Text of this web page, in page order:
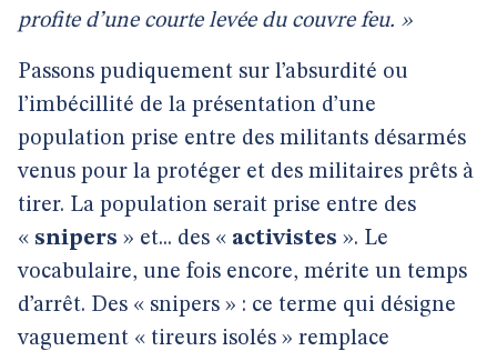
profite d’une courte levée du couvre feu. »
Passons pudiquement sur l’absurdité ou
l’imbécillité de la présentation d’une
population prise entre des militants désarmés
venus pour la protéger et des militaires prêts à
tirer. La population serait prise entre des
« snipers » et... des « activistes ». Le
vocabulaire, une fois encore, mérite un temps
d’arrêt. Des « snipers » : ce terme qui désigne
vaguement « tireurs isolés » remplace